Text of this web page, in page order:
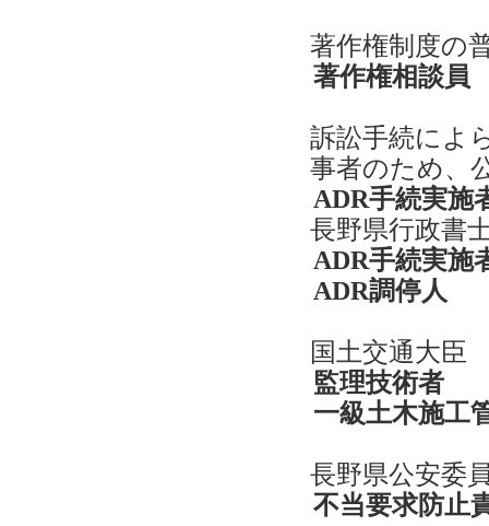
著作権制度の
著作権相談員
訴訟手続によ
事者のため、
ADR手続実施
長野県行政書
ADR手続実施
ADR調停人
国土交通大臣
監理技術者
一級土木施工
長野県公安委
不当要求防止